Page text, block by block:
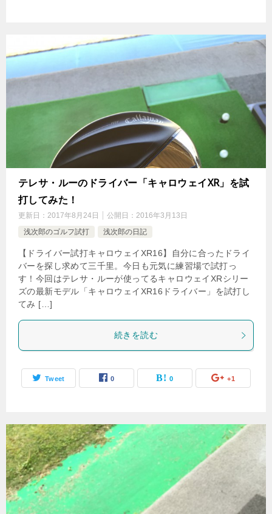
テレサ・ルーのドライバー「キャロウェイXR」を試
打してみた！
更新日： 2017年8月24日 公開日： 2016年3月13日
浅次郎のゴルフ試打
浅次郎の日記
【ドライバー試打キャロウェイXR16】自分に合ったドライ
バーを探し求めて三千里。今日も元気に練習場で試打っ
す！今回はテレサ・ルーが使ってるキャロウェイXRシリー
ズの最新モデル「キャロウェイXR16ドライバー」を試打し
てみ […]
続きを読む
Tweet 0 0 +1